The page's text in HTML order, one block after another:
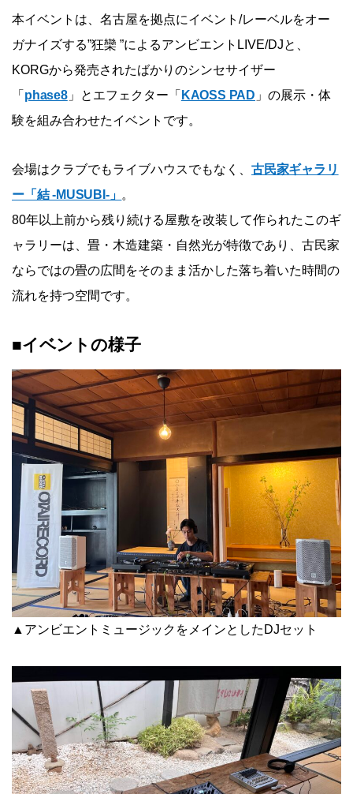
本イベントは、名古屋を拠点にイベント/レーベルをオー
ガナイズする”狂欒 ”によるアンビエントLIVE/DJと、
KORGから発売されたばかりのシンセサイザー
「 phase8」とエフェクター「 KAOSS PAD 」の展示・体
験を組み合わせたイベントです。
会場はクラブでもライブハウスでもなく、 古民家ギャラリ
ー「結 -MUSUBI-」 。
80年以上前から残り続ける屋敷を改装して作られたこのギ
ャラリーは、畳・木造建築・自然光が特徴であり、古民家
ならではの畳の広間をそのまま活かした落ち着いた時間の
流れを持つ空間です。
■イベントの様子
▲アンビエントミュージックをメインとしたDJセット